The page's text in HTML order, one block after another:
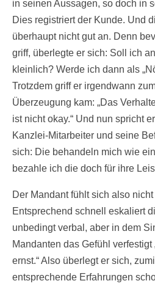
in seinen Aussagen, so doch in
Dies registriert der Kunde. Und
überhaupt nicht gut an. Denn
griff, überlegte er sich: Soll ich
kleinlich? Werde ich dann als
Trotzdem griff er irgendwann
Überzeugung kam: „Das
ist nicht okay.“ Und nun spricht
Kanzlei-Mitarbeiter und seine
sich: Die behandeln mich wie
bezahle ich die doch für ihre
Der Mandant fühlt sich also
Entsprechend schnell eskaliert
unbedingt verbal, aber in dem
Mandanten das Gefühl
ernst.“ Also überlegt er sich,
entsprechende Erfahrungen